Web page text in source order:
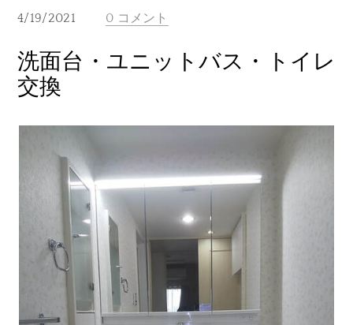
4/19/2021 0 コメント
洗面台・ユニットバス・トイレ
交換